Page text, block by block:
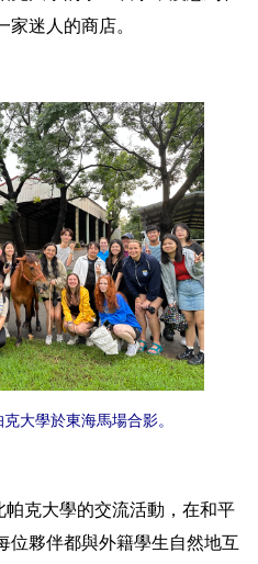
迷人的商店。
大學於東海馬場合影。
克大學的交流活動，在和平
位夥伴都與外籍學生自然地互